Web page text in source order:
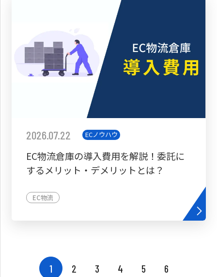
2026.07.22 ECノウハウ
EC物流倉庫の導入費用を解説！委託に
するメリット・デメリットとは？
EC物流
1 2 3 4 5
6